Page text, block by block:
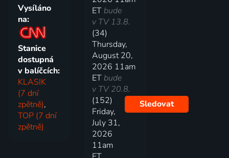
Vysíláno
na:
Stanice
dostupná
v balíčcích:
KLASIK
(7 dní
zpětně),
TOP (7 dní
zpětně)
ETbude
v TV 13.8.
(34)
Thursday,
August 20,
2026 11am
ETbude
v TV 20.8.
(152)
Friday,
July 31,
2026
11am
Sledovat